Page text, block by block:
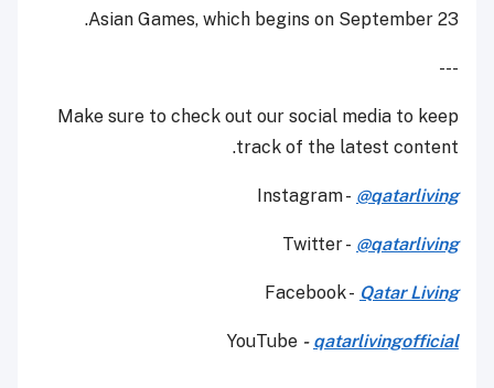
Asian Games, which begins on September 23.
---
Make sure to check out our social media to keep
track of the latest content.
Instagram - @qatarliving
Twitter - @qatarliving
Facebook - Qatar Living
YouTube - qatarlivingofficial